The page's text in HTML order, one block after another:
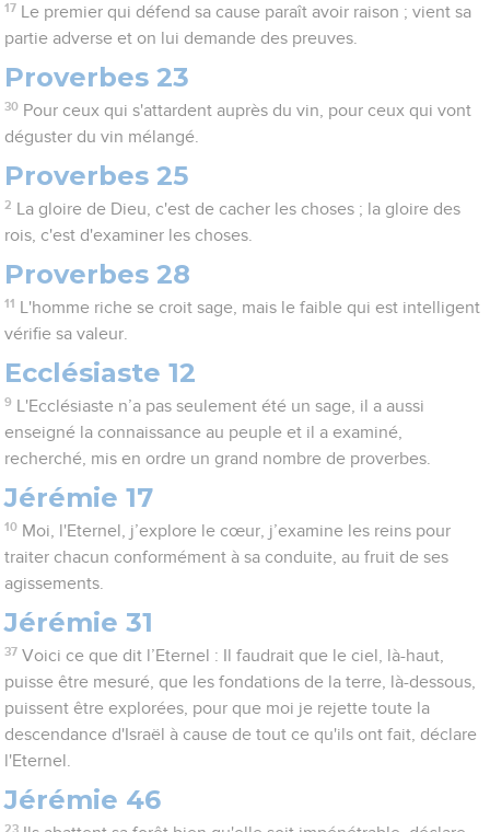
17
Le premier qui défend sa cause paraît avoir raison ; vient sa
partie adverse et on lui demande des preuves.
Proverbes 23
30 Pour ceux qui s'attardent auprès du vin, pour ceux qui vont
déguster du vin mélangé.
Proverbes 25
2
La gloire de Dieu, c'est de cacher les choses ; la gloire des
rois, c'est d'examiner les choses.
Proverbes 28
11
L'homme riche se croit sage, mais le faible qui est intelligent
vérifie sa valeur.
Ecclésiaste 12
9
L'Ecclésiaste n’a pas seulement été un sage, il a aussi
enseigné la connaissance au peuple et il a examiné,
recherché, mis en ordre un grand nombre de proverbes.
Jérémie 17
10 Moi, l'Eternel, j’explore le cœur, j’examine les reins pour
traiter chacun conformément à sa conduite, au fruit de ses
agissements.
Jérémie 31
37 Voici ce que dit l’Eternel : Il faudrait que le ciel, là-haut,
puisse être mesuré, que les fondations de la terre, là-dessous,
puissent être explorées, pour que moi je rejette toute la
descendance d'Israël à cause de tout ce qu'ils ont fait, déclare
l'Eternel.
Jérémie 46
23